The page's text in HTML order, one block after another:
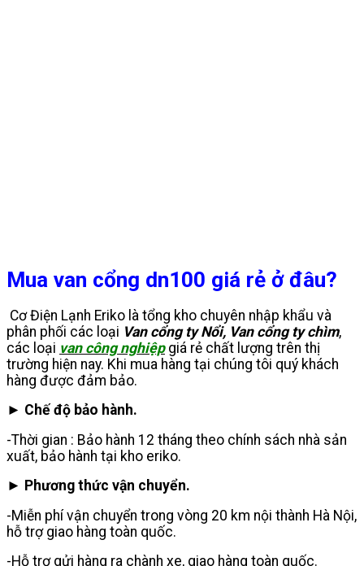
Mua van cổng dn100 giá rẻ ở đâu?
Cơ Điện Lạnh Eriko là tổng kho chuyên nhập khẩu và
phân phối các loại Van cổng ty Nổi, Van cổng ty chìm,
các loại van công nghiệpgiá rẻ chất lượng trên thị
trường hiện nay. Khi mua hàng tại chúng tôi quý khách
hàng được đảm bảo.
► Chế độ bảo hành.
-Thời gian : Bảo hành 12 tháng theo chính sách nhà sản
xuất, bảo hành tại kho eriko.
► Phương thức vận chuyển.
-Miễn phí vận chuyển trong vòng 20 km nội thành Hà Nội,
hỗ trợ giao hàng toàn quốc.
-Hỗ trợ gửi hàng ra chành xe, giao hàng toàn quốc.